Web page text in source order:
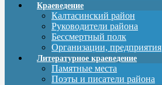
Краеведение
Калтасинский район
Руководители района
Бессмертный полк
Организации, предприятия
Литературное краеведение
Памятные места
Поэты и писатели района